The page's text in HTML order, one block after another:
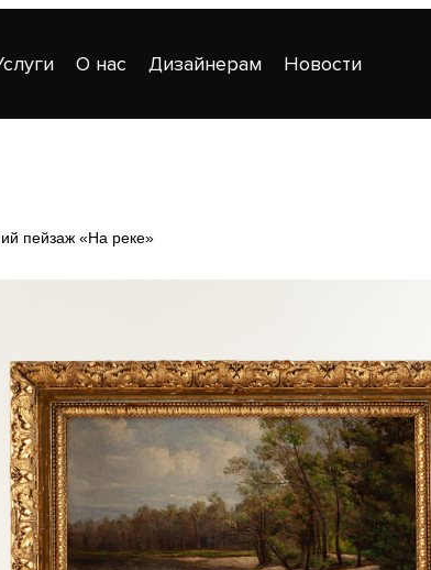
О нас Дизайнерам Новости
пейзаж «На реке»